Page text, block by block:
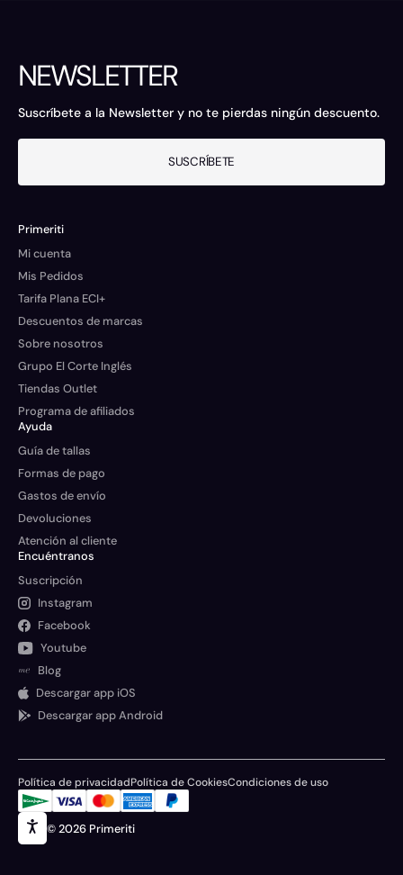
NEWSLETTER
Suscríbete a la Newsletter y no te pierdas ningún descuento.
SUSCRÍBETE
Primeriti
Mi cuenta
Mis Pedidos
Tarifa Plana ECI+
Descuentos de marcas
Sobre nosotros
Grupo El Corte Inglés
Tiendas Outlet
Programa de afiliados
Ayuda
Guía de tallas
Formas de pago
Gastos de envío
Devoluciones
Atención al cliente
Encuéntranos
Suscripción
Instagram
Facebook
Youtube
Blog
Descargar app iOS
Descargar app Android
© 2026 Primeriti
Política de privacidadPolítica de CookiesCondiciones de uso